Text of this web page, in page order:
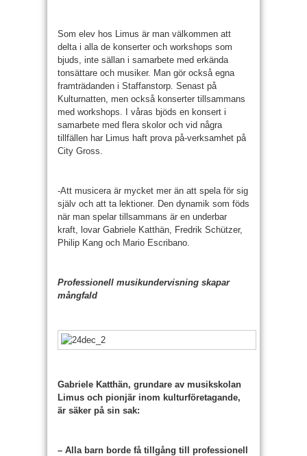
Som elev hos Limus är man välkommen att
delta i alla de konserter och workshops som
bjuds, inte sällan i samarbete med erkända
tonsättare och musiker. Man gör också egna
framträdanden i Staffanstorp. Senast på
Kulturnatten, men också konserter tillsammans
med workshops. I våras bjöds en konsert i
samarbete med flera skolor och vid några
tillfällen har Limus haft prova på-verksamhet på
City Gross.
-Att musicera är mycket mer än att spela för sig
själv och att ta lektioner. Den dynamik som föds
när man spelar tillsammans är en underbar
kraft, lovar Gabriele Katthän, Fredrik Schützer,
Philip Kang och Mario Escribano.
Professionell musikundervisning skapar
mångfald
Gabriele Katthän, grundare av musikskolan
Limus och pionjär inom kulturföretagande,
är säker på sin sak:
– Alla barn borde få tillgång till professionell